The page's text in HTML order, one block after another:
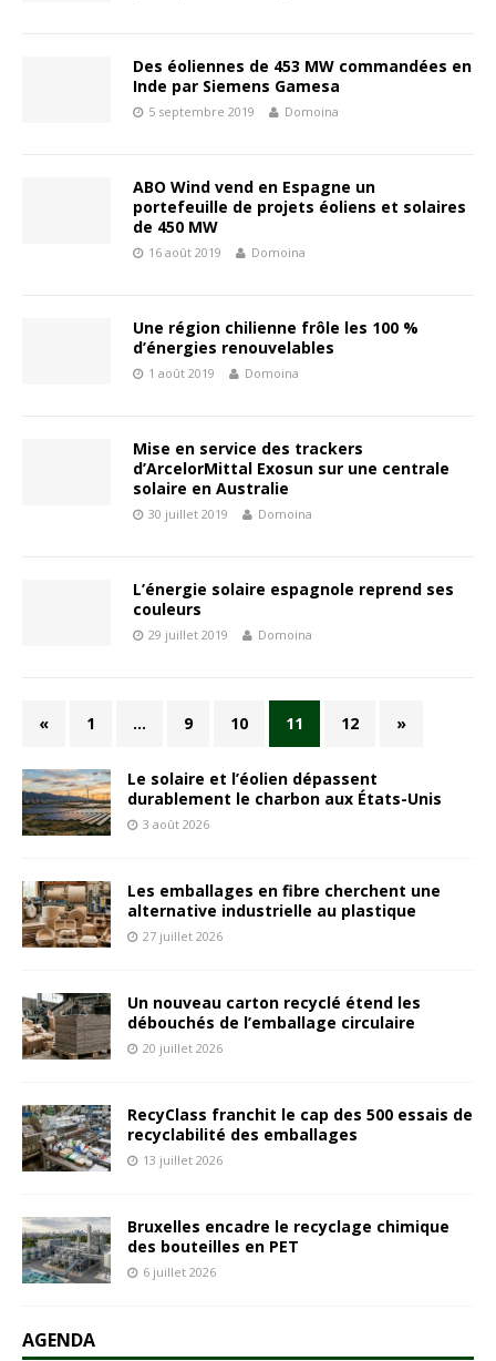
Des éoliennes de 453 MW commandées en
Inde par Siemens Gamesa
5 septembre 2019 Domoina
ABO Wind vend en Espagne un
portefeuille de projets éoliens et solaires
de 450 MW
16 août 2019 Domoina
Une région chilienne frôle les 100 %
d’énergies renouvelables
1 août 2019 Domoina
Mise en service des trackers
d’ArcelorMittal Exosun sur une centrale
solaire en Australie
30 juillet 2019 Domoina
L’énergie solaire espagnole reprend ses
couleurs
29 juillet 2019 Domoina
« 1 … 9 10 11 12 »
Le solaire et l’éolien dépassent
durablement le charbon aux États-Unis
3 août 2026
Les emballages en fibre cherchent une
alternative industrielle au plastique
27 juillet 2026
Un nouveau carton recyclé étend les
débouchés de l’emballage circulaire
20 juillet 2026
RecyClass franchit le cap des 500 essais de
recyclabilité des emballages
13 juillet 2026
Bruxelles encadre le recyclage chimique
des bouteilles en PET
6 juillet 2026
AGENDA